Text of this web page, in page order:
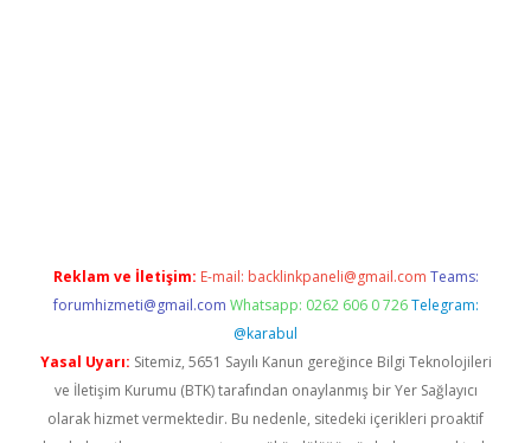
Reklam ve İletişim: E-mail: backlinkpaneli@gmail.com Teams:
forumhizmeti@gmail.com Whatsapp: 0262 606 0 726 Telegram:
@karabul
Yasal Uyarı: Sitemiz, 5651 Sayılı Kanun gereğince Bilgi Teknolojileri
ve İletişim Kurumu (BTK) tarafından onaylanmış bir Yer Sağlayıcı
olarak hizmet vermektedir. Bu nedenle, sitedeki içerikleri proaktif